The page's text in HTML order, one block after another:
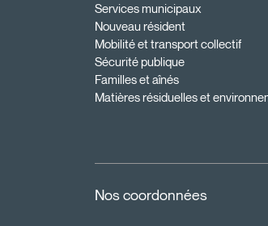
Services municipaux
Nouveau résident
Mobilité et transport collectif
Sécurité publique
Familles et aînés
Matières résiduelles et
Nos coordonnées